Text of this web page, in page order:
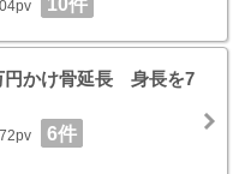
10件
円かけ骨延長 身長を7
6件